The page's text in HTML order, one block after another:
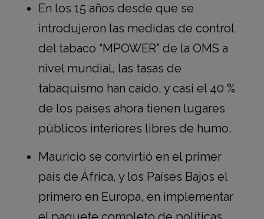
En los 15 años desde que se
introdujeron las medidas de control
del tabaco “MPOWER” de la OMS a
nivel mundial, las tasas de
tabaquismo han caído, y casi el 40 %
de los países ahora tienen lugares
públicos interiores libres de humo.
Mauricio se convirtió en el primer
país de África, y los Países Bajos el
primero en Europa, en implementar